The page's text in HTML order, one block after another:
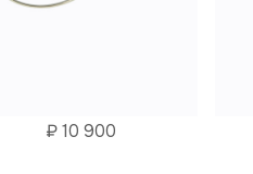
₽10 900